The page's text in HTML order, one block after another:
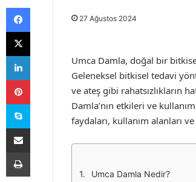
27 Ağustos 2024
Umca Damla, doğal bir
Geleneksel bitkisel tedavi
ve ateş gibi rahatsızlıkların
Damla’nın etkileri ve
faydaları, kullanım alanları
Umca Damla Nedir?
Facebook
X
LinkedIn
Pinterest
Skype
E-Posta ile paylaş